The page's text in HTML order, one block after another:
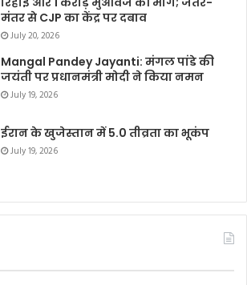
मंतर से CJP का केंद्र पर दबाव
July 20, 2026
Mangal Pandey Jayanti: मंगल पांडे की
जयंती पर प्रधानमंत्री मोदी ने किया नमन
July 19, 2026
ईरान के खुजेस्तान में 5.0 तीव्रता का भूकंप
July 19, 2026